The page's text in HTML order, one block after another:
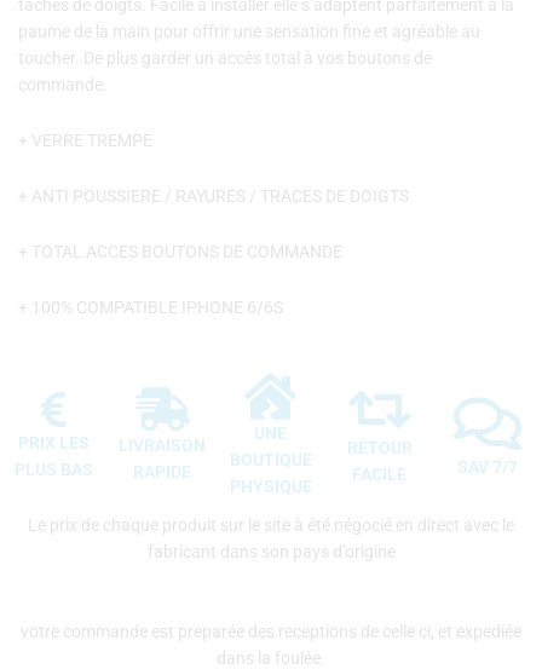
taches de doigts. Facile à installer elle s’adaptent parfaitement à la
paume de la main pour offrir une sensation fine et agréable au
toucher. De plus garder un accès total à vos boutons de
commande.
+ VERRE TREMPE
+ ANTI POUSSIERE / RAYURES / TRACES DE DOIGTS
+ TOTAL ACCES BOUTONS DE COMMANDE
+ 100% COMPATIBLE IPHONE 6/6S
PRIX LES
PLUS BAS
LIVRAISON
RAPIDE
UNE
BOUTIQUE
PHYSIQUE
RETOUR
FACILE
SAV 7/7
Le prix de chaque produit sur le site à été négocié en direct avec le
fabricant dans son pays d’origine
votre commande est preparée des receptions de celle ci, et expediée
dans la foulée.